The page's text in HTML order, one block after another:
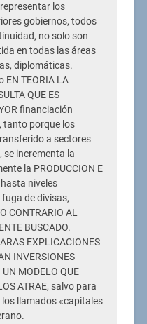
los
gobiernos, todos
no solo son
en todas las áreas
diplomáticas.
EN TEORIA LA
QUE ES
financiación
tanto porque los
a sectores
se incrementa la
la PRODUCCION E
niveles
de divisas,
CONTRARIO AL
BUSCADO.
EXPLICACIONES
INVERSIONES
MODELO QUE
ATRAE, salvo para
llamados «capitales